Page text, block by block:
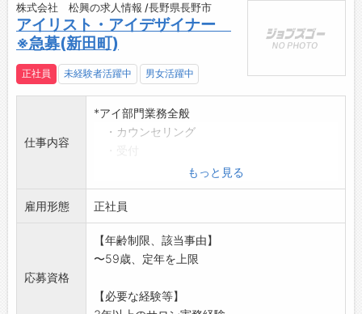
株式会社 松興の求人情報 /長野県長野市
アイリスト・アイデザイナー
※急募(新田町)
正社員 未経験者活躍中 男女活躍中
仕事内容
*アイ部門業務全般
・カウンセリング
・清掃消毒
・その他、サロン運営に付随する業務
【変更範囲:変更なし】
もっと見る
雇用形態 正社員
応募資格
【年齢制限、該当事由】
〜59歳、定年を上限
【必要な経験等】